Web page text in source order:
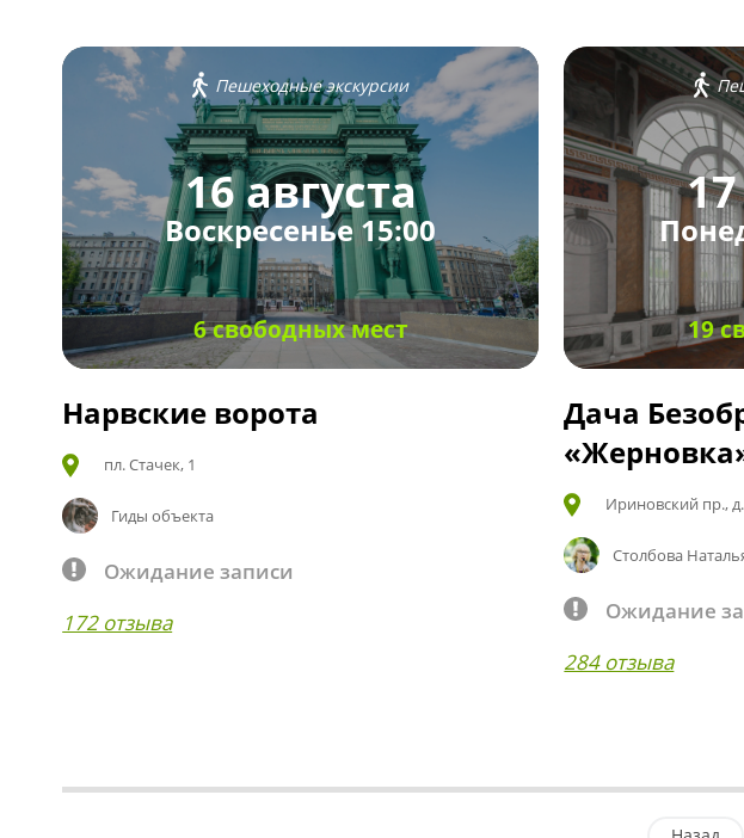
Пешеходные экскурсии
16 августа
Воскресенье 15:00
6 свободных мест
Нарвские ворота
пл. Стачек, 1
Гиды объекта
Ожидание записи
172 отзыва
19
Дача
Ириновский пр.,
Столбова
Ожидание
284 отзыва